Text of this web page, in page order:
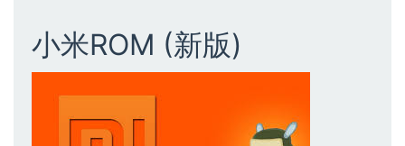
小米ROM (新版)